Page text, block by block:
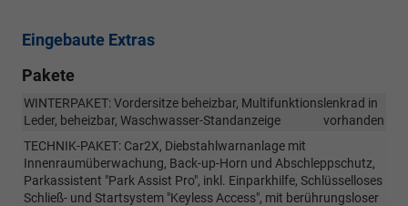
Eingebaute Extras
Pakete
WINTERPAKET: Vordersitze beheizbar, Multifunktionslenkrad in
Leder, beheizbar, Waschwasser-Standanzeige
vorhanden
TECHNIK-PAKET: Car2X, Diebstahlwarnanlage mit
Innenraumüberwachung, Back-up-Horn und Abschleppschutz,
Parkassistent "Park Assist Pro", inkl. Einparkhilfe, Schlüsselloses
Schließ- und Startsystem "Keyless Access", mit berührungsloser